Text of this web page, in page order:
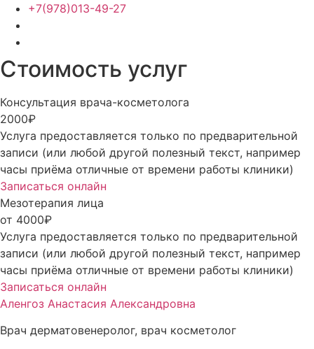
+7(978)013-49-27
Стоимость услуг
Консультация врача-косметолога
2000₽
Услуга предоставляется только по предварительной
записи (или любой другой полезный текст, например
часы приёма отличные от времени работы клиники)
Записаться онлайн
Мезотерапия лица
от 4000₽
Услуга предоставляется только по предварительной
записи (или любой другой полезный текст, например
часы приёма отличные от времени работы клиники)
Записаться онлайн
Аленгоз Анастасия Александровна
Врач дерматовенеролог, врач косметолог